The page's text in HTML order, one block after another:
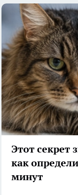
Этот секрет
как
минут